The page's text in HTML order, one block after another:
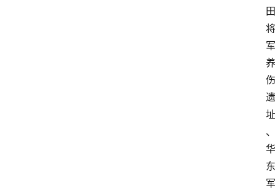
田
将
军
养
伤
遗
址
、
华
东
军